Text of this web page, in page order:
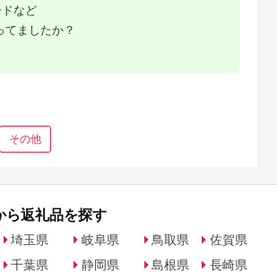
など
てましたか？
その他
ら返礼品を探す
埼玉県
千葉県
岐阜県
静岡県
鳥取県
島根県
佐賀県
長崎県